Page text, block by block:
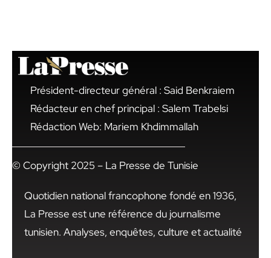
Président-directeur général : Said Benkraiem
Rédacteur en chef principal : Salem Trabelsi
Rédaction Web: Mariem Khdimmallah
© Copyright 2025 – La Presse de Tunisie
Quotidien national francophone fondé en 1936,
La Presse est une référence du journalisme
tunisien. Analyses, enquêtes, culture et actualité